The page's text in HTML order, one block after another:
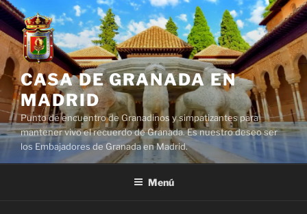
Saltar
al
contenido
CASA DE GRANADA EN
MADRID
Punto de encuentro de Granadinos y simpatizantes para
mantener vivo el recuerdo de Granada. Es nuestro deseo ser
los Embajadores de Granada en Madrid.
Menú